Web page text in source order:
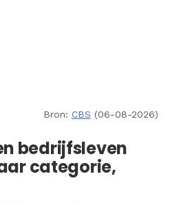
Bron: CBS (06-08-2026)
bedrijfsleven
categorie,